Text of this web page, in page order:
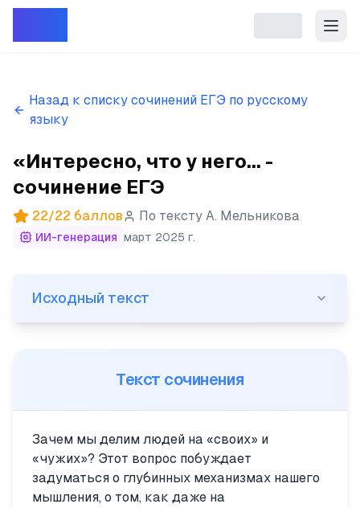
Назад к списку сочинений ЕГЭ по русскому
языку
«Интересно, что у него... -
сочинение ЕГЭ
22/22 баллов По тексту А. Мельникова
ИИ-генерация март 2025 г.
(1)«Интересно, что у него в голове?» (2)Скоро на
Исходный текст
Текст сочинения
Зачем мы делим людей на «своих» и
«чужих»? Этот вопрос побуждает
задуматься о глубинных механизмах нашего
мышления, о том, как даже на